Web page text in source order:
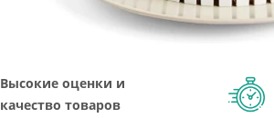
Высокие оценки и
качество товаров